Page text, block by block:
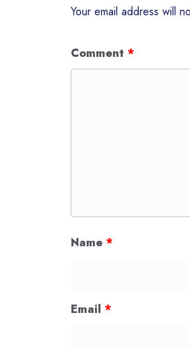
Your email address will
Comment *
Name *
Email *